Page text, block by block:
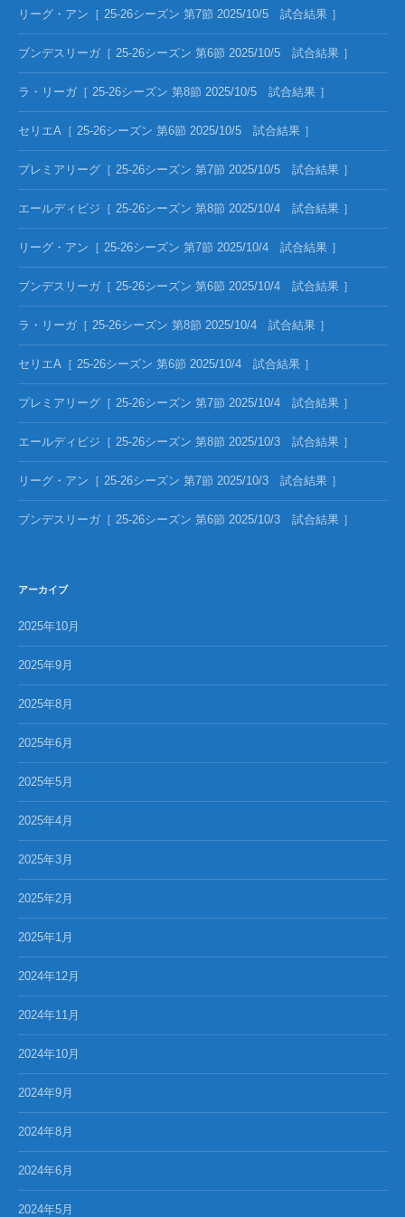
リーグ・アン［ 25-26シーズン 第7節 2025/10/5 試合結果 ］
ブンデスリーガ［ 25-26シーズン 第6節 2025/10/5 試合結果 ］
ラ・リーガ［ 25-26シーズン 第8節 2025/10/5 試合結果 ］
セリエA［ 25-26シーズン 第6節 2025/10/5 試合結果 ］
プレミアリーグ［ 25-26シーズン 第7節 2025/10/5 試合結果 ］
エールディビジ［ 25-26シーズン 第8節 2025/10/4 試合結果 ］
リーグ・アン［ 25-26シーズン 第7節 2025/10/4 試合結果 ］
ブンデスリーガ［ 25-26シーズン 第6節 2025/10/4 試合結果 ］
ラ・リーガ［ 25-26シーズン 第8節 2025/10/4 試合結果 ］
セリエA［ 25-26シーズン 第6節 2025/10/4 試合結果 ］
プレミアリーグ［ 25-26シーズン 第7節 2025/10/4 試合結果 ］
エールディビジ［ 25-26シーズン 第8節 2025/10/3 試合結果 ］
リーグ・アン［ 25-26シーズン 第7節 2025/10/3 試合結果 ］
ブンデスリーガ［ 25-26シーズン 第6節 2025/10/3 試合結果 ］
アーカイブ
2025年10月
2025年9月
2025年8月
2025年6月
2025年5月
2025年4月
2025年3月
2025年2月
2025年1月
2024年12月
2024年11月
2024年10月
2024年9月
2024年8月
2024年6月
2024年5月